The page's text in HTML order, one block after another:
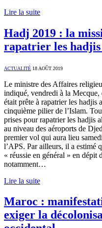
Lire la suite
Hadj 2019 : la
rapatrier les
ACTUALITÉ 18 AOÛT 2019
Le ministre des Affaires
indiqué, vendredi à la
était prête à rapatrier les hadjis
cinquième pilier de l’Islam.
prises pour rapatrier les hadjis
au niveau des aéroports de
premier vol qui aura lieu
l’APS. Par ailleurs, il a estimé
« réussie en général » en dépit
notamment…
Lire la suite
Maroc :
exiger la